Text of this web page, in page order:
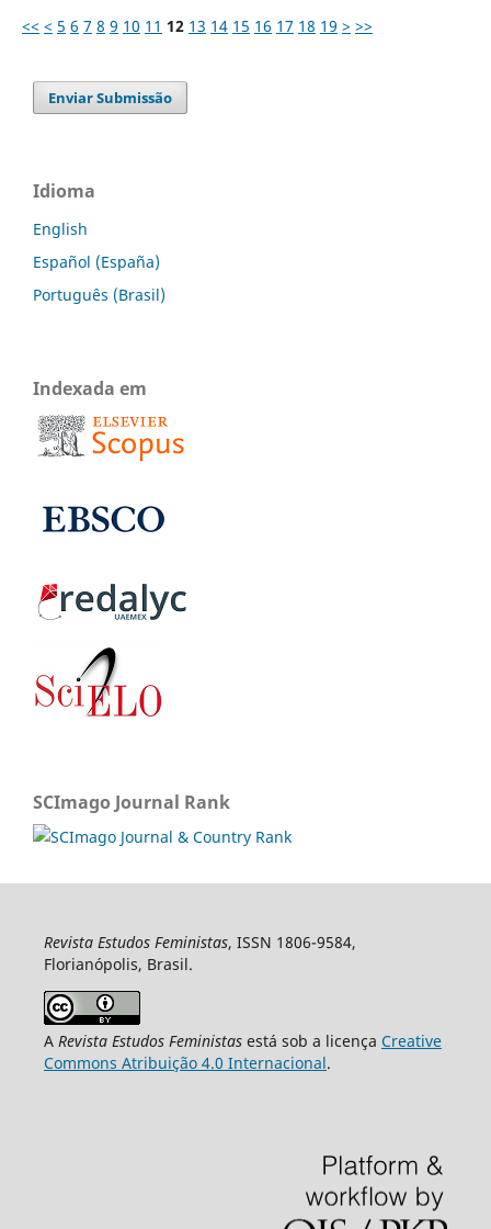
<< < 5 6 7 8 9 10 11 12 13 14 15 16 17 18 19 > >>
Enviar Submissão
Idioma
English
Español (España)
Português (Brasil)
Indexada em
SCImago Journal Rank
Revista Estudos Feministas, ISSN 1806-9584,
Florianópolis, Brasil.
A Revista Estudos Feministasestá sob a licença Creative
Commons Atribuição 4.0 Internacional.